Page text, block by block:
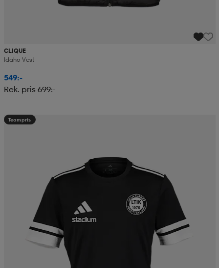
CLIQUE
Idaho Vest
549:-
Rek. pris 699:-
Teampris